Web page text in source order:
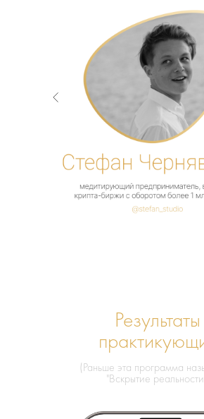
(Раньше эта программа
"Вскрытие
Результаты